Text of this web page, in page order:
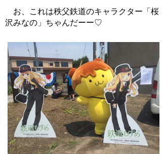
お、これは秩父鉄道のキャラクター「桜
沢みなの」ちゃんだーー♡